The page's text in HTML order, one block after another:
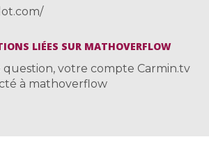
LIÉES SUR MATHOVERFLOW
question, votre compte Carmin.tv
à mathoverflow